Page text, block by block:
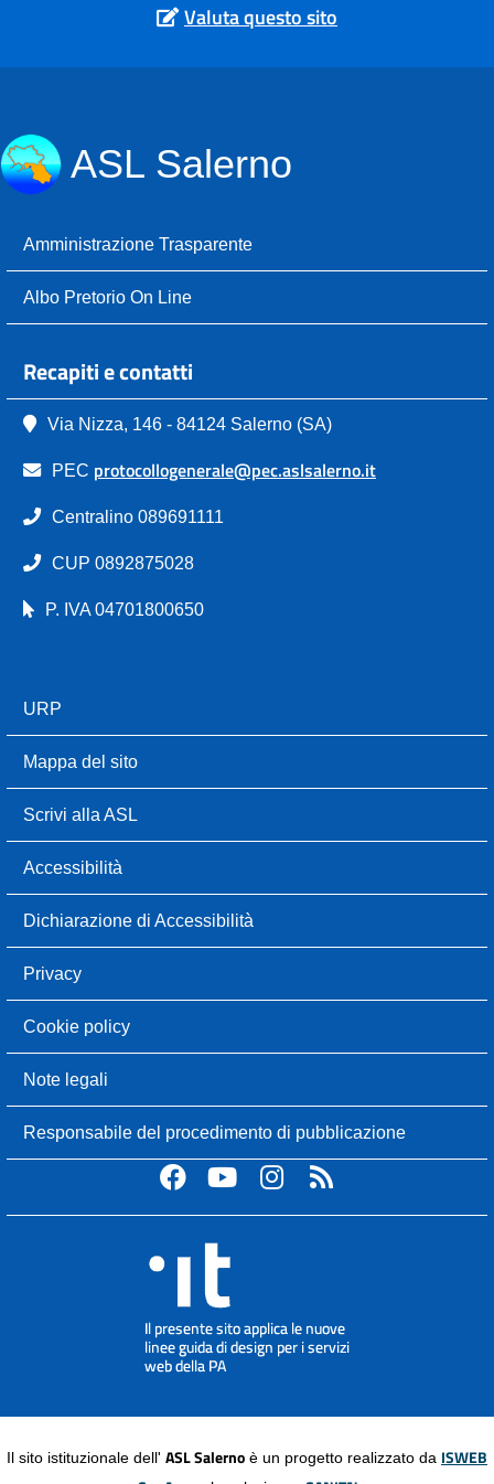
Valuta questo sito
ASL Salerno
Amministrazione Trasparente
Albo Pretorio On Line
Recapiti e contatti
Via Nizza, 146 - 84124 Salerno (SA)
PEC protocollogenerale@pec.aslsalerno.it
Centralino 089691111
CUP 0892875028
P. IVA 04701800650
URP
Mappa del sito
Scrivi alla ASL
Accessibilità
Dichiarazione di Accessibilità
Privacy
Cookie policy
Note legali
Responsabile del procedimento di pubblicazione
Il sito istituzionale dell' ASL Salerno è un progetto realizzato da ISWEB